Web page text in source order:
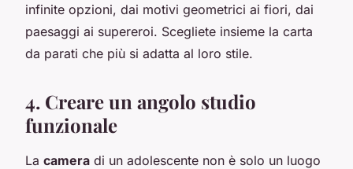
infinite opzioni, dai motivi geometrici ai fiori, dai
paesaggi ai supereroi. Scegliete insieme la carta
da parati che più si adatta al loro stile.
4. Creare un angolo studio
funzionale
La camera di un adolescente non è solo un luogo